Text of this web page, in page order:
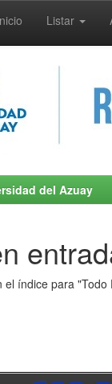
Listar
del Azuay
el índice para "Todo